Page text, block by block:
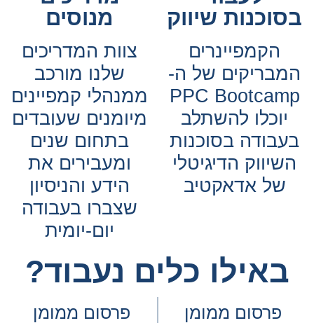
שיווק
הקמפיינרים
של ה-
PPC
יוכלו להשתלב
בסוכנות
הדיגיטלי
של אדאקטיב
מנוסים
צוות המדריכים
שלנו מורכב
ממנהלי קמפיינים
מיומנים שעובדים
בתחום שנים
ומעבירים את
הידע והניסיון
שצברו בעבודה
יום-יומית
באילו כלים נעבוד?
פרסום ממומן
פרסום ממומן